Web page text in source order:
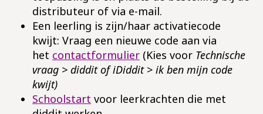
distributeur of via e-mail.
Een leerling is zijn/haar activatiecode
kwijt: Vraag een nieuwe code aan via
het contactformulier (Kies voor Technische
vraag > diddit of iDiddit> ik ben mijn code
kwijt)
Schoolstart voor leerkrachten die met